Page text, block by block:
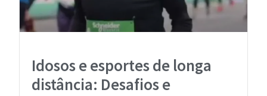
Idosos e esportes de longa
distância: Desafios e